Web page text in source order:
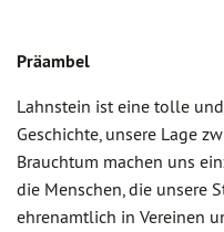
Präambel
Lahnstein ist eine tolle
Geschichte, unsere Lage
Brauchtum machen uns
die Menschen, die unsere
ehrenamtlich in Vereinen